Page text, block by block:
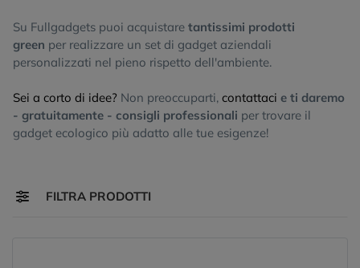
Su Fullgadgets puoi acquistare tantissimi prodotti
green per realizzare un set di gadget aziendali
personalizzati nel pieno rispetto dell'ambiente.
Sei a corto di idee? Non preoccuparti, contattaci e ti daremo
- gratuitamente - consigli professionali per trovare il
gadget ecologico più adatto alle tue esigenze!
Toggle navigation
FILTRA PRODOTTI